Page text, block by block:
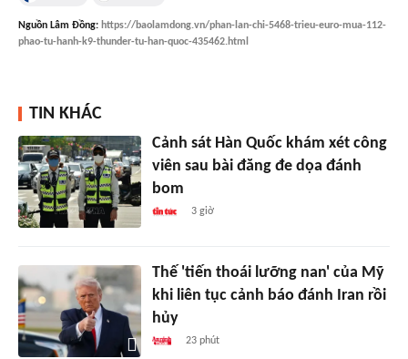
Nguồn Lâm Đồng: https://baolamdong.vn/phan-lan-chi-5468-trieu-euro-mua-112-
phao-tu-hanh-k9-thunder-tu-han-quoc-435462.html
TIN KHÁC
Cảnh sát Hàn Quốc khám xét công
viên sau bài đăng đe dọa đánh
bom
3 giờ
Thế 'tiến thoái lưỡng nan' của Mỹ
khi liên tục cảnh báo đánh Iran rồi
hủy
23 phút